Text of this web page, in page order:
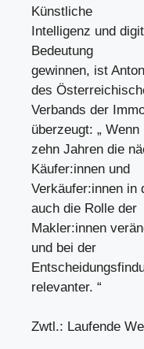
Künstliche
Intelligenz und
Bedeutung
gewinnen, ist
des
Verbands der
überzeugt: „ Wenn
zehn Jahren die
Käufer:innen und
Verkäufer:innen in
auch die Rolle der
Makler:innen
und bei der
relevanter. “
Zwtl.: Laufende